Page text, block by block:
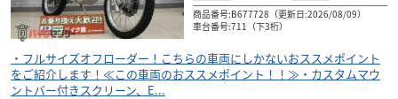
商品番号:B677728（更新日:2026/08/09）
車台番号:711（下3桁）
・フルサイズオフローダー！こちらの車両にしかないおススメポイント
をご紹介します！≪この車両のおススメポイント！！≫・カスタムマウ
ントバー付きスクリーン、E...